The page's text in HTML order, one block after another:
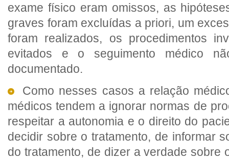
exame físico eram omissos, as
graves foram excluídas a priori, um
foram realizados, os procedimentos
evitados e o seguimento médico
documentado.
Como nesses casos a relação
médicos tendem a ignorar normas de
respeitar a autonomia e o direito do
decidir sobre o tratamento, de informar
do tratamento, de dizer a verdade sobre